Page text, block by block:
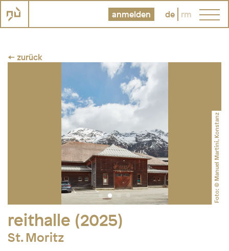
anmelden de rm
← zurück
Foto: © Manuel Martini, Konstanz
reithalle (2025)
St. Moritz